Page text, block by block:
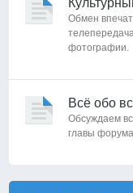
Обмен
фотографии.
Всё обо
Обсуждаем
главы